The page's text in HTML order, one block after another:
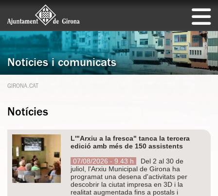
Notícies i comunicats
GIRONA.CAT
Notícies
L'"Arxiu a la fresca" tanca la tercera
edició amb més de 150 assistents
07/08/2026 - 9.43 h
Del 2 al 30 de
juliol, l'Arxiu Municipal de Girona ha
programat una desena d'activitats per
descobrir la ciutat impresa en 3D i la
realitat augmentada fins a postals i